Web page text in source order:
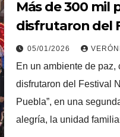
Más de 300 mil
disfrutaron del
«Por Amor a
05/01/2026
En un ambiente de
disfrutaron del Festival
Puebla”, en una
alegría, la unidad
en
07/08/
CRUZ